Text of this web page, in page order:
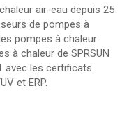
air-eau depuis 25
de pompes à
pompes à chaleur
à chaleur de SPRSUN
avec les certificats
et ERP.